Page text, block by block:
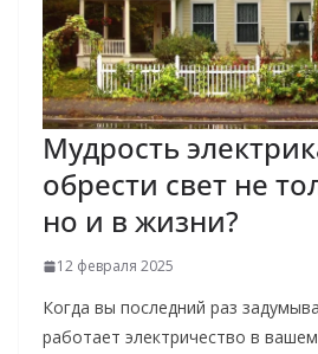
Мудрость
обрести свет не
но и в жизни?
12 февраля 2025
Когда вы последний раз
работает электричество в